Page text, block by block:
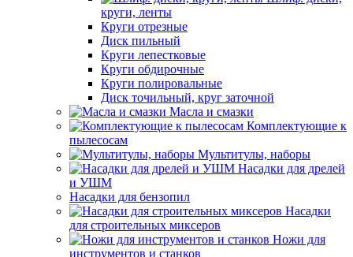
круги, ленты
Круги отрезные
Диск пильный
Круги лепестковые
Круги обдирочные
Круги полировальные
Диск точильный, круг заточной
Масла и смазки
Комплектующие к
пылесосам
Мультитулы, наборы
Насадки для дрелей
и УШМ
Насадки для бензопил
Насадки
для строительных миксеров
Ножи для
инструментов и станков